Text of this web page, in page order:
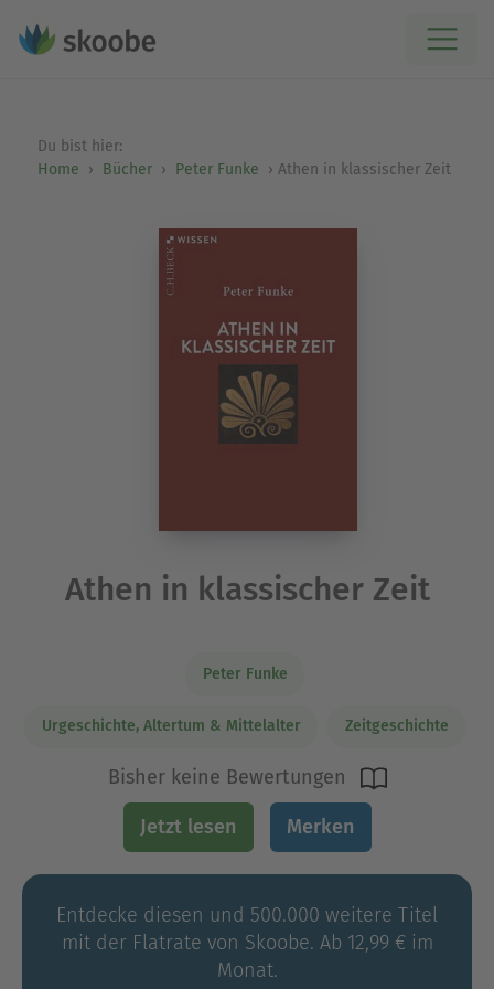
Du bist hier:
Home
Bücher Peter Funke Athen in klassischer Zeit
Athen in klassischer Zeit
Peter Funke
Urgeschichte, Altertum & Mittelalter Zeitgeschichte
Bisher keine Bewertungen
Jetzt lesen Merken
Entdecke diesen und 500.000 weitere Titel
mit der Flatrate von Skoobe. Ab 12,99 € im
Monat.